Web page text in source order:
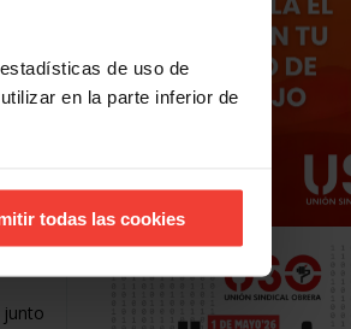
de uso de
en la parte inferior de
todas las cookies
junto